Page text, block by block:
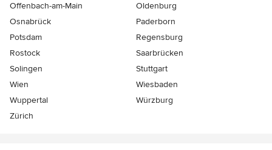
Offenbach-am-Main
Oldenburg
Osnabrück
Paderborn
Potsdam
Regensburg
Rostock
Saarbrücken
Solingen
Stuttgart
Wien
Wiesbaden
Wuppertal
Würzburg
Zürich